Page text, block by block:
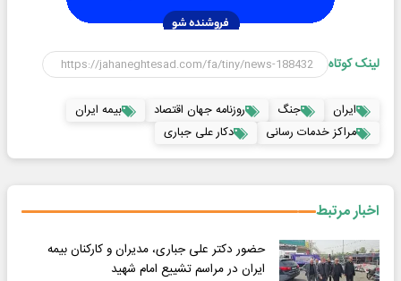
لینک کوتاه
ایران جنگ روزنامه جهان اقتصاد
بیمه ایران
مراکز خدمات رسانی
دکار علی جباری
اخبار مرتبط
حضور دکتر علی جباری، مدیران و کارکنان بیمه
ایران در مراسم تشییع امام شهید